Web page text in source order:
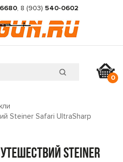
, 8 (903) 540-0602
0
Steiner Safari UltraSharp
Steiner